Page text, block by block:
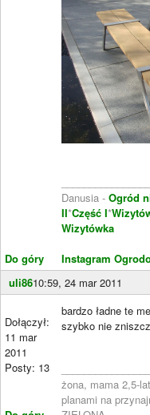
Do góry
Danusia - Ogród
II*Część I*
Wizytówka
Instagram
uli8610:59, 24 mar 2011
Dołączył:
11 mar
2011
Posty: 13
bardzo ładne te
szybko nie
żona, mama 2,5-
planami na